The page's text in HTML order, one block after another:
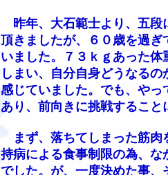
昨年、大石範士より、五段
頂きましたが、６０歳を過
いました。７３ｋｇあった
しまい、自分自身どうなる
感じていました。でも、や
あり、前向きに挑戦すること
まず、落ちてしまった筋肉
持病による食事制限の為、
でした。が、一度決めた事